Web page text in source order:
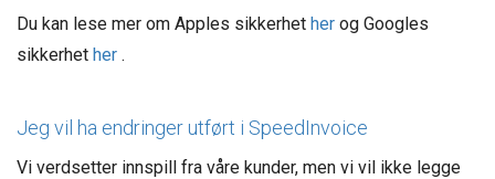
Du kan lese mer om Apples sikkerhet her og Googles
sikkerhet her .
Jeg vil ha endringer utført i SpeedInvoice
Vi verdsetter innspill fra våre kunder, men vi vil ikke legge